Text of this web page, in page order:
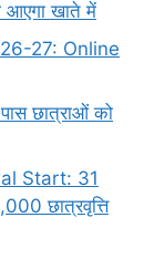
खाते में
27: Online
छात्राओं को
Start: 31
छात्रवृत्ति